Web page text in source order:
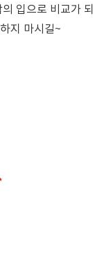
입으로 비교가 되
지 마시길~